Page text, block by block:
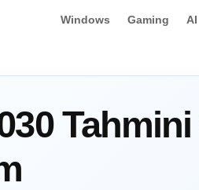
Windows Gaming AI